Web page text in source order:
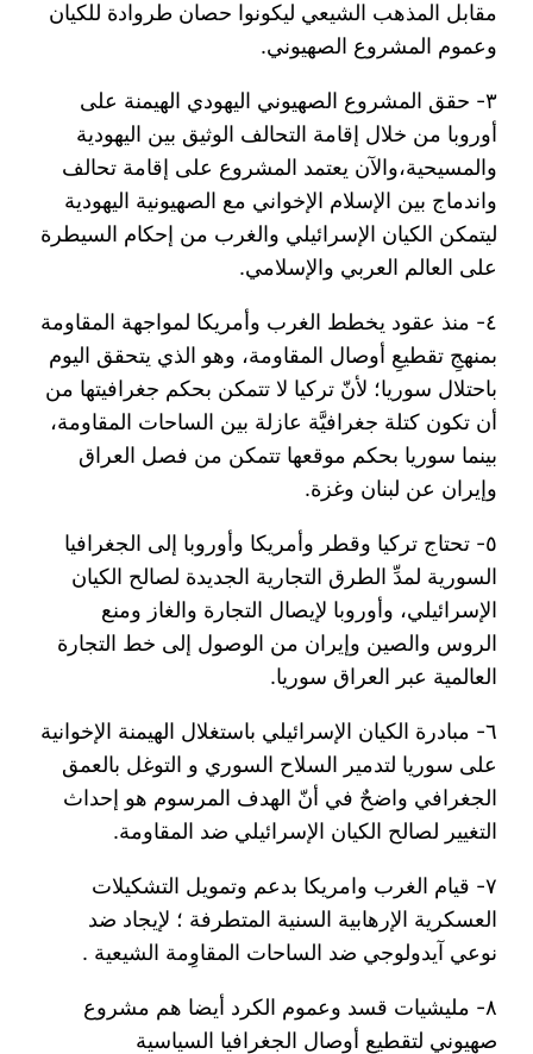
مقابل المذهب الشيعي ليكونوا حصان طروادة للكيان
وعموم المشروع الصهيوني.
٣- حقق المشروع الصهيوني اليهودي الهيمنة على
أوروبا من خلال إقامة التحالف الوثيق بين اليهودية
والمسيحية،والآن يعتمد المشروع على إقامة تحالف
واندماج بين الإسلام الإخواني مع الصهيونية اليهودية
ليتمكن الكيان الإسرائيلي والغرب من إحكام السيطرة
على العالم العربي والإسلامي.
٤- منذ عقود يخطط الغرب وأمريكا لمواجهة المقاومة
بمنهجِ تقطيعِ أوصال المقاومة، وهو الذي يتحقق اليوم
باحتلال سوريا؛ لأنّ تركيا لا تتمكن بحكم جغرافيتها من
أن تكون كتلة جغرافيَّة عازلة بين الساحات المقاومة،
بينما سوريا بحكم موقعها تتمكن من فصل العراق
وإيران عن لبنان وغزة.
٥- تحتاج تركيا وقطر وأمريكا وأوروبا إلى الجغرافيا
السورية لمدِّ الطرق التجارية الجديدة لصالح الكيان
الإسرائيلي، وأوروبا لإيصال التجارة والغاز ومنع
الروس والصين وإيران من الوصول إلى خط التجارة
العالمية عبر العراق سوريا.
٦- مبادرة الكيان الإسرائيلي باستغلال الهيمنة الإخوانية
على سوريا لتدمير السلاح السوري و التوغل بالعمق
الجغرافي واضحٌ في أنّ الهدف المرسوم هو إحداث
التغيير لصالح الكيان الإسرائيلي ضد المقاومة.
٧- قيام الغرب وامريكا بدعم وتمويل التشكيلات
العسكرية الإرهابية السنية المتطرفة ؛ لإيجاد ضد
نوعي آيدولوجي ضد الساحات المقاوِمة الشيعية .
٨- مليشيات قسد وعموم الكرد أيضا هم مشروع
صهيوني لتقطيع أوصال الجغرافيا السياسية